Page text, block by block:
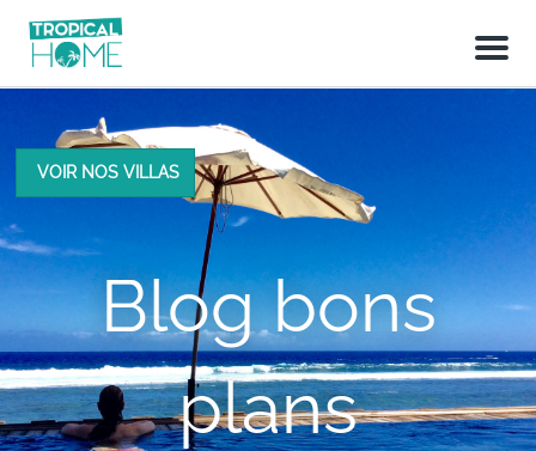
M
n
VOIR NOS VILLAS
Blog bons
plans